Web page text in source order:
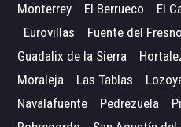
Monterrey
El Berrueco El
Eurovillas
Fuente del Fresno
Guadalix de la Sierra
Moraleja
Las Tablas
Navalafuente
Pedrezuela